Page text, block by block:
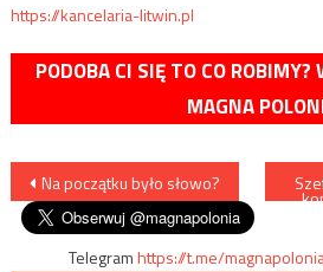
https://kancelaria-litwin.pl
PODOBA CI SIĘ TO CO ROBIMY?
MAGNA
Nawigacja
wpisu
Na początku było słowo?
Telegramhttps://t.me/